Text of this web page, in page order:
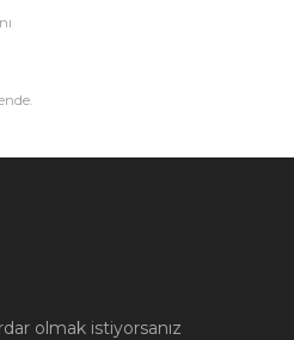
olmak istiyorsanız